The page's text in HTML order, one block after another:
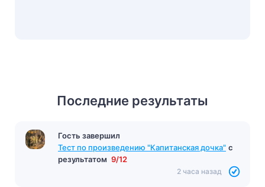
Последние результаты
Гость завершил
Тест по произведению «Белые ночи»
Достоевский с результатом
2 часа назад
Гость завершил
Тест по произведению "Капитанская дочка" с
результатом 9/12
2 часа назад